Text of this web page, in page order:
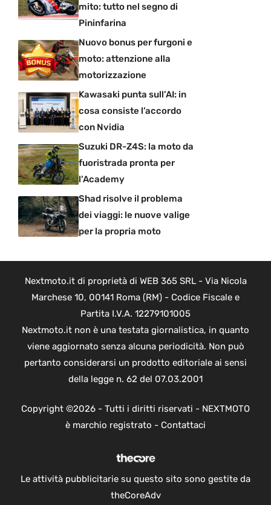
mito: tutto nel segno di
Pininfarina
Nuovo bonus per furgoni e
moto: attenzione alla
motorizzazione
Kawasaki punta sull’AI: in
cosa consiste l’accordo
con Nvidia
Suzuki DR-Z4S: la moto da
fuoristrada pronta per
l’Academy
Shad risolve il problema
dei viaggi: le nuove valige
per la propria moto
Nextmoto.it di proprietà di WEB 365 SRL - Via Nicola
Marchese 10, 00141 Roma (RM) - Codice Fiscale e
Partita I.V.A. 12279101005
Nextmoto.it non è una testata giornalistica, in quanto
viene aggiornato senza alcuna periodicità. Non può
pertanto considerarsi un prodotto editoriale ai sensi
della legge n. 62 del 07.03.2001
Copyright ©2026 - Tutti i diritti riservati - NEXTMOTO
è marchio registrato - Contattaci
Le attività pubblicitarie su questo sito sono gestite da
theCoreAdv